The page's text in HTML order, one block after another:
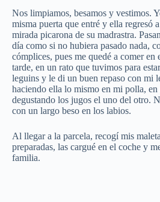
Nos limpiamos, besamos y vestimos.
misma puerta que entré y ella regresó
mirada picarona de su madrastra.
día como si no hubiera pasado nada,
cómplices, pues me quedé a comer en
tarde, en un rato que tuvimos para
leguins y le di un buen repaso con mi
haciendo ella lo mismo en mi polla,
degustando los jugos el uno del otro.
con un largo beso en los labios.
Al llegar a la parcela, recogí mis
preparadas, las cargué en el coche y
familia.